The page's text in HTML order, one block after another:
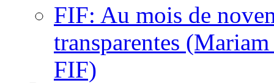
FIF: Au mois de
transparentes
FIF)